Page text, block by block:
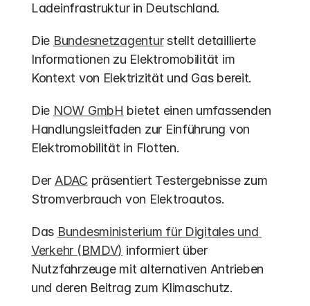
Ladeinfrastruktur in Deutschland.
Die Bundesnetzagentur stellt detaillierte
Informationen zu Elektromobilität im
Kontext von Elektrizität und Gas bereit.
Die NOW GmbH bietet einen umfassenden
Handlungsleitfaden zur Einführung von
Elektromobilität in Flotten.
Der ADAC präsentiert Testergebnisse zum
Stromverbrauch von Elektroautos.
Das Bundesministerium für Digitales und
Verkehr (BMDV) informiert über
Nutzfahrzeuge mit alternativen Antrieben
und deren Beitrag zum Klimaschutz.